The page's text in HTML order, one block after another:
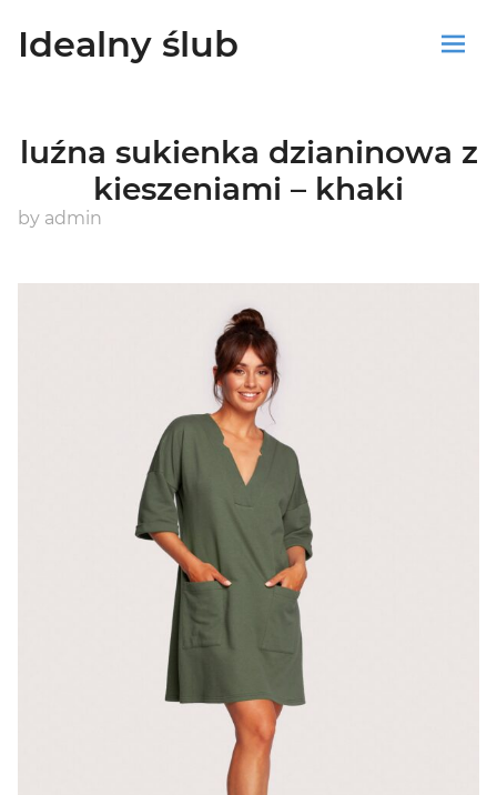
Idealny ślub
Blog
Koszyk
luźna sukienka dzianinowa z
kieszeniami – khaki
by admin